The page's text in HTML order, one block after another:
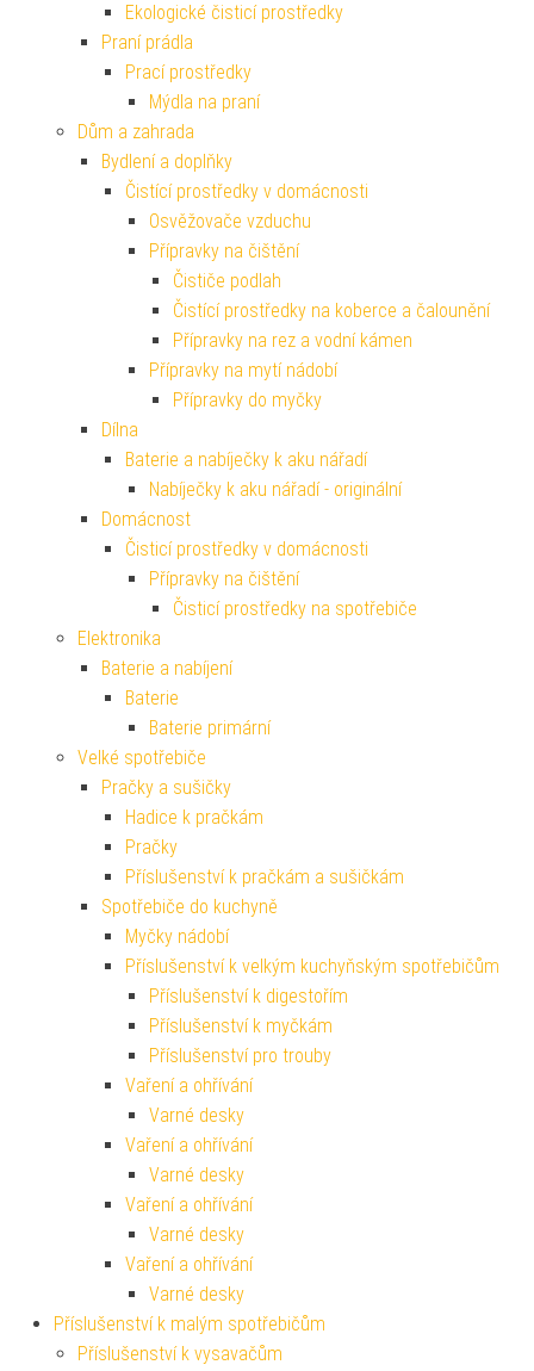
Ekologické čisticí prostředky
Praní prádla
Prací prostředky
Mýdla na praní
Dům a zahrada
Bydlení a doplňky
Čistící prostředky v domácnosti
Osvěžovače vzduchu
Přípravky na čištění
Čističe podlah
Čistící prostředky na koberce a čalounění
Přípravky na rez a vodní kámen
Přípravky na mytí nádobí
Přípravky do myčky
Dílna
Baterie a nabíječky k aku nářadí
Nabíječky k aku nářadí - originální
Domácnost
Čisticí prostředky v domácnosti
Přípravky na čištění
Čisticí prostředky na spotřebiče
Elektronika
Baterie a nabíjení
Baterie
Baterie primární
Velké spotřebiče
Pračky a sušičky
Hadice k pračkám
Pračky
Příslušenství k pračkám a sušičkám
Spotřebiče do kuchyně
Myčky nádobí
Příslušenství k velkým kuchyňským spotřebičům
Příslušenství k digestořím
Příslušenství k myčkám
Příslušenství pro trouby
Vaření a ohřívání
Varné desky
Vaření a ohřívání
Varné desky
Vaření a ohřívání
Varné desky
Vaření a ohřívání
Varné desky
Příslušenství k malým spotřebičům
Příslušenství k vysavačům